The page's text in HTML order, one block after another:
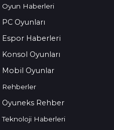
Oyun Haberleri
PC Oyunları
Espor Haberleri
Konsol Oyunları
Mobil Oyunlar
Rehberler
Oyuneks Rehber
Teknoloji Haberleri